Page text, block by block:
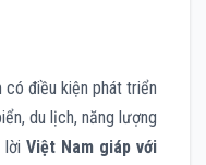
điều kiện phát triển
du lịch, năng lượng
lời Việt Nam giáp với